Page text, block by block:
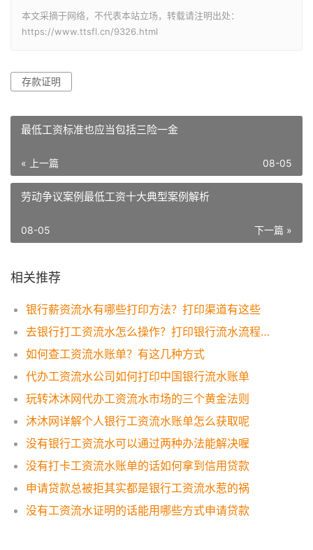
本文采摘于网络，不代表本站立场，转载请注明出处：
https://www.ttsfl.cn/9326.html
存款证明
最低工资标准也应当包括三险一金
« 上一篇 08-05
劳动争议案例最低工资十大典型案例解析
下一篇 »
08-05
相关推荐
银行薪资流水有哪些打印方法？打印渠道有这些
去银行打工资流水怎么操作？打印银行流水流程一览
如何查工资流水账单？有这几种方式
代办工资流水公司如何打印中国银行流水账单
玩转沐沐网代办工资流水市场的三个黄金法则
沐沐网详解个人银行工资流水账单怎么获取呢
没有银行工资流水可以通过两种办法能解决喔
没有打卡工资流水账单的话如何拿到信用贷款
申请贷款总被拒其实都是银行工资流水惹的祸
没有工资流水证明的话能用哪些方式申请贷款